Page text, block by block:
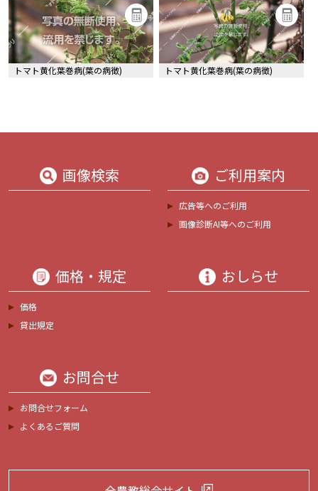
トマト黄化葉巻病(葉の病徴) トマト黄化葉巻病(葉の病徴)
画像検索 ご利用案内
広告等へのご利用
画像診断AI等へのご利用
価格・規定
価格
貸出規定
おしらせ
お問合せ
お問合せフォーム
よくあるご質問